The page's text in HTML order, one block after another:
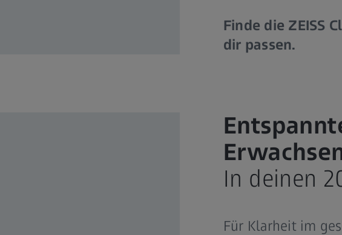
Finde die ZEISS
dir passen.
In deinen
Für Klarheit im